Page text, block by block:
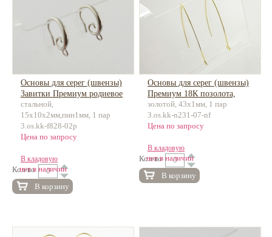
Основы для серег (швензы)
Завитки Премиум родиевое
покрытие, латунь
стальной,
15х10х2мм,пин1мм, 1 пар
3.os.kk-f828-02p
Цена по запросу
В кладовую
Кол-во
нет в наличии
В корзину
Основы для серег (швензы)
Премиум 18К позолота,
латунь
золотой, 43х1мм, 1 пар
3.os.kk-n231-07-nf
Цена по запросу
В кладовую
Кол-во
нет в наличии
В корзину